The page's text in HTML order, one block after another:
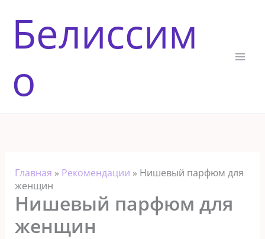
содержимому
Белиссим
о
Главная » Рекомендации » Нишевый парфюм для
женщин
Нишевый парфюм для
женщин